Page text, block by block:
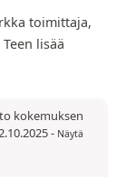
toimittaja,
lisää
kokemuksen
- Näytä